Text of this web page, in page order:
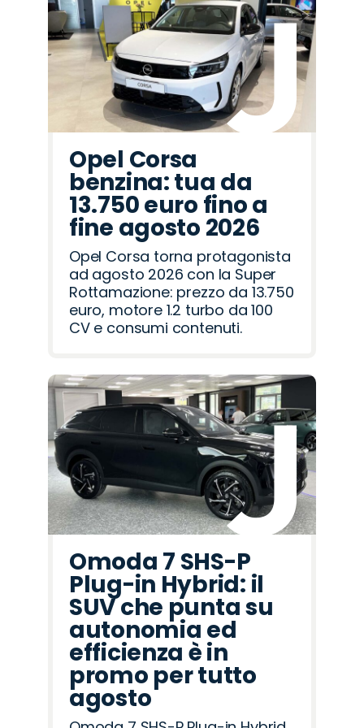
Jeep
Seat
Fiat
Citroën
Lancia
Mazda
Cupra
Land
Rover
Hyundai
Jaecoo
Peugeot
Omoda
Abarth
Alfa
Romeo
Opel
Opel Corsa
benzina: tua da
13.750 euro fino a
fine agosto 2026
Opel Corsa torna protagonista
ad agosto 2026 con la Super
Rottamazione: prezzo da 13.750
euro, motore 1.2 turbo da 100
CV e consumi contenuti.
Omoda 7 SHS-P
Plug-in Hybrid: il
SUV che punta su
autonomia ed
efficienza è in
promo per tutto
agosto